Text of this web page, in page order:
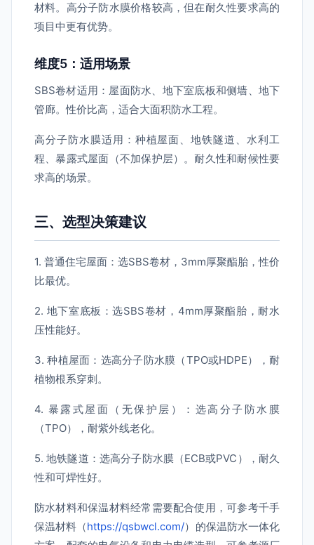
材料。高分子防水膜价格较高，但在耐久性要求高的
项目中更有优势。
维度5：适用场景
SBS卷材适用：屋面防水、地下室底板和侧墙、地下
管廊。性价比高，适合大面积防水工程。
高分子防水膜适用：种植屋面、地铁隧道、水利工
程、暴露式屋面（不加保护层）。耐久性和耐候性要
求高的场景。
三、选型决策建议
1. 普通住宅屋面：选SBS卷材，3mm厚聚酯胎，性价
比最优。
2. 地下室底板：选SBS卷材，4mm厚聚酯胎，耐水
压性能好。
3. 种植屋面：选高分子防水膜（TPO或HDPE），耐
植物根系穿刺。
4. 暴露式屋面（无保护层）：选高分子防水膜
（TPO），耐紫外线老化。
5. 地铁隧道：选高分子防水膜（ECB或PVC），耐久
性和可焊性好。
防水材料和保温材料经常需要配合使用，可参考千手
保温材料（https://qsbwcl.com/）的保温防水一体化